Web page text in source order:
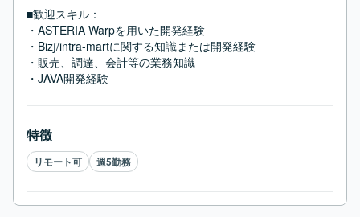
■歓迎スキル：
・ASTERIA Warpを用いた開発経験
・Biz∫/intra-martに関する知識または開発経験
・販売、調達、会計等の業務知識
・JAVA開発経験
特徴
リモート可 週5勤務